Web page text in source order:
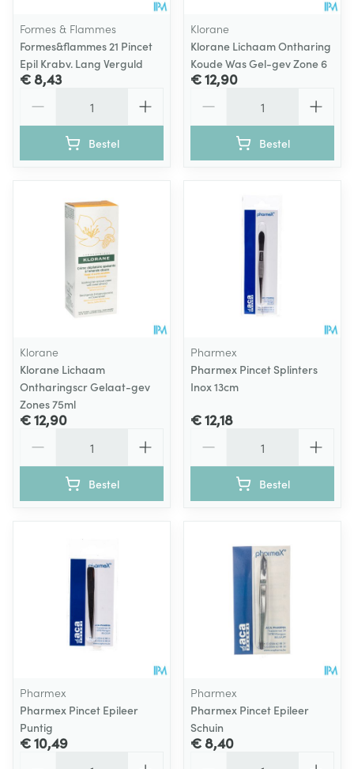
Formes & Flammes
Formes&flammes 21 Pincet
Epil Krabv. Lang Verguld
€ 8,43
Bestel
Klorane
Klorane Lichaam Ontharing
Koude Was Gel-gev Zone 6
€ 12,90
Bestel
Klorane
Klorane Lichaam
Ontharingscr Gelaat-gev
Zones 75ml
€ 12,90
Bestel
Pharmex
Pharmex Pincet Splinters
Inox 13cm
€ 12,18
Bestel
Pharmex
Pharmex Pincet Epileer
Puntig
€ 10,49
Pharmex
Pharmex Pincet Epileer
Schuin
€ 8,40